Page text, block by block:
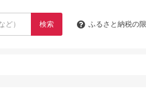
検索 ふるさと納税の